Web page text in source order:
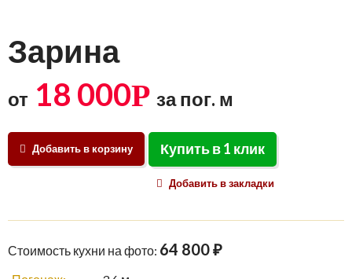
Зарина
от 18 000Р за пог. м
Добавить в корзину Купить в 1 клик
Добавить в закладки
Стоимость кухни на фото: 64 800 ₽